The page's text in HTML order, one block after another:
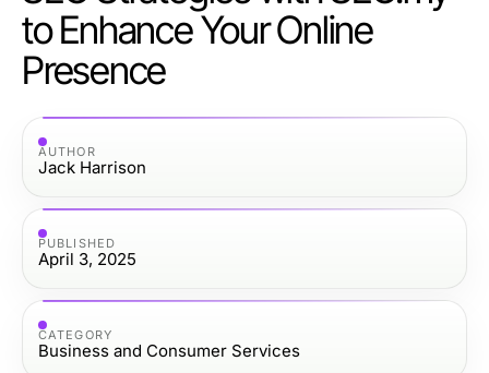
to Enhance Your Online
Presence
AUTHOR
Jack Harrison
PUBLISHED
April 3, 2025
CATEGORY
Business and Consumer Services